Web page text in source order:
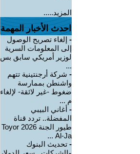
المزيد.....
احدث الأخبار المهمة
- إلغاء تصريح الوصول
إلى المعلومات السرية
لوزير أمريكي سابق بس
...
- شركة أرجنتينية تتهم
واشنطن بممارسة
ضغوط -غير لائقة- لإلغاء
م ...
- أغاني البيبي
المفضلة.. تردد قناة
طيور الجنة 2026 Toyor
Al-Ja ...
- تحديث البنوك